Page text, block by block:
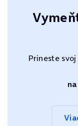
Prineste